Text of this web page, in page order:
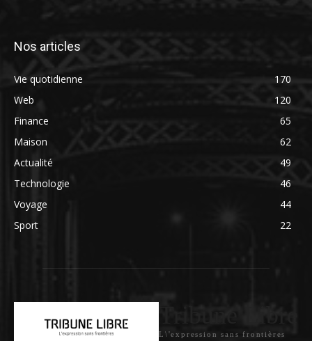
Nos articles
Vie quotidienne
170
Web
120
Finance
65
Maison
62
Actualité
49
Technologie
46
Voyage
44
Sport
22
Tribune Libre
L\'expression sans frontières